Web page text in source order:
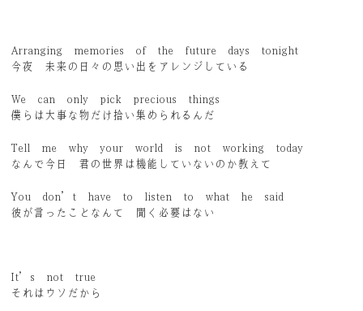
Arranging memories of the future days tonight
今夜 未来の日々の思い出をアレンジしている
We can only pick precious things
僕らは大事な物だけ拾い集められるんだ
Tell me why your world is not working today
なんで今日 君の世界は機能していないのか教えて
You don’t have to listen to what he said
彼が言ったことなんて 聞く必要はない
It’s not true
それはウソだから